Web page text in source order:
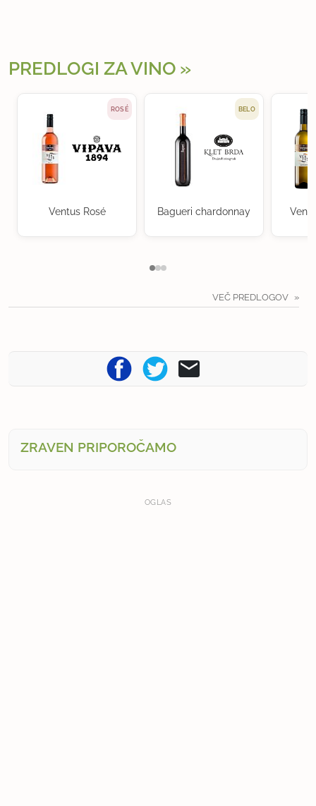
PREDLOGI ZA VINO
ROSÉ
Ventus Rosé
BELO
Bagueri chardonnay
VEČ PREDLOGOV
ZRAVEN PRIPOROČAMO
OGLAS